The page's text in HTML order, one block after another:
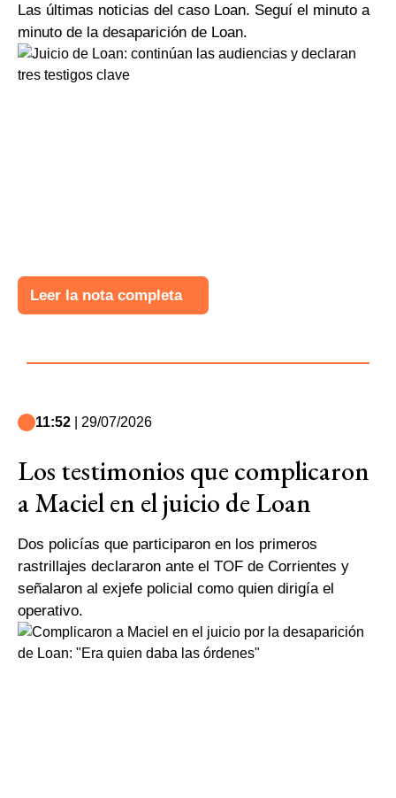
Las últimas noticias del caso Loan. Seguí el minuto a
minuto de la desaparición de Loan.
Leer la nota completa
11:52 | 29/07/2026
Los testimonios que complicaron
a Maciel en el juicio de Loan
Dos policías que participaron en los primeros
rastrillajes declararon ante el TOF de Corrientes y
señalaron al exjefe policial como quien dirigía el
operativo.